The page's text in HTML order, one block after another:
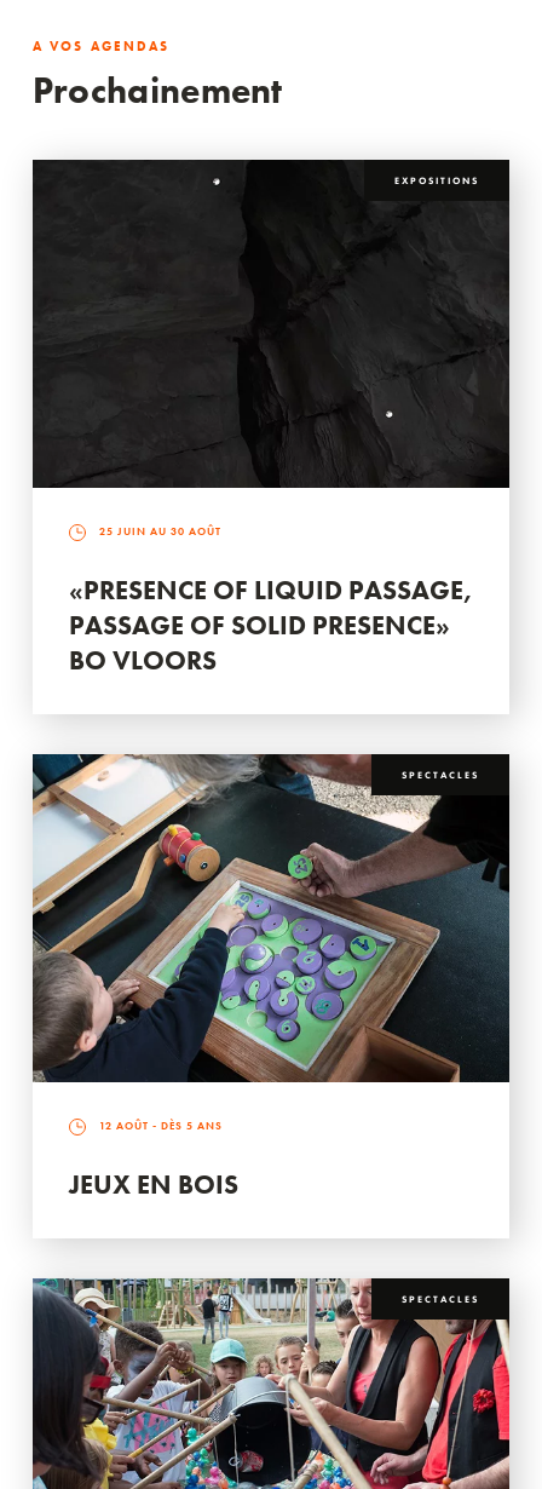
A VOS AGENDAS
Prochainement
EXPOSITIONS
25 JUIN AU 30 AOÛT
«PRESENCE OF LIQUID PASSAGE,
PASSAGE OF SOLID PRESENCE»
BO VLOORS
SPECTACLES
12 AOÛT - DÈS 5 ANS
JEUX EN BOIS
SPECTACLES